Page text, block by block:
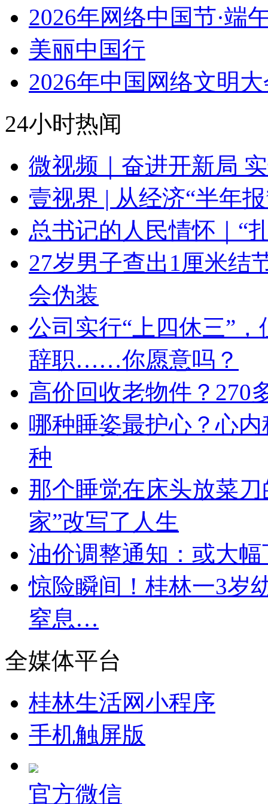
2026年网络中国节·端
美丽中国行
2026年中国网络文明
24小时热闻
微视频｜奋进开新局
壹视界 | 从经济“半年
总书记的人民情怀｜“
27岁男子查出1厘米结
会伪装
公司实行“上四休三”
辞职……你愿意吗？
高价回收老物件？270
哪种睡姿最护心？心
种
那个睡觉在床头放菜
家”改写了人生
油价调整通知：或大
惊险瞬间！桂林一3岁
窒息…
全媒体平台
桂林生活网小程序
手机触屏版
官方微信